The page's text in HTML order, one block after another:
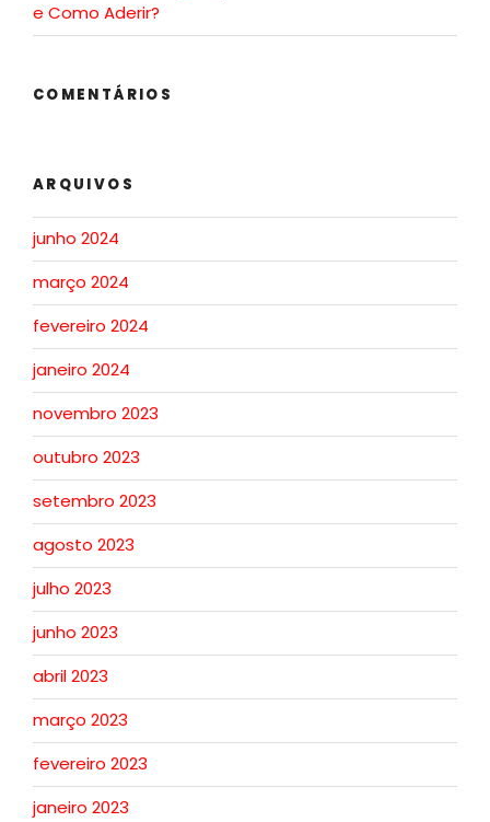
e Como Aderir?
COMENTÁRIOS
ARQUIVOS
junho 2024
março 2024
fevereiro 2024
janeiro 2024
novembro 2023
outubro 2023
setembro 2023
agosto 2023
julho 2023
junho 2023
abril 2023
março 2023
fevereiro 2023
janeiro 2023